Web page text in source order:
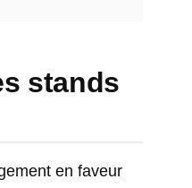
stands
en faveur